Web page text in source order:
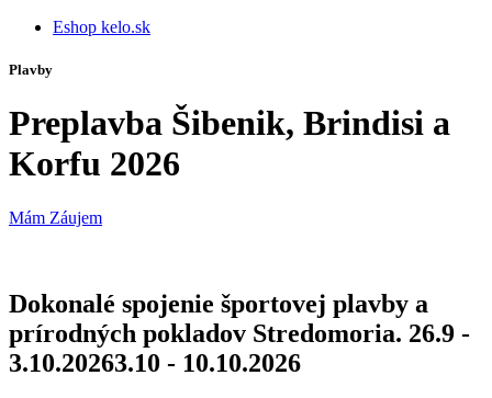
Eshop kelo.sk
Plavby
Preplavba Šibenik, Brindisi a
Korfu 2026
Mám Záujem
Dokonalé spojenie športovej plavby a
prírodných pokladov Stredomoria. 26.9 -
3.10.20263.10 - 10.10.2026